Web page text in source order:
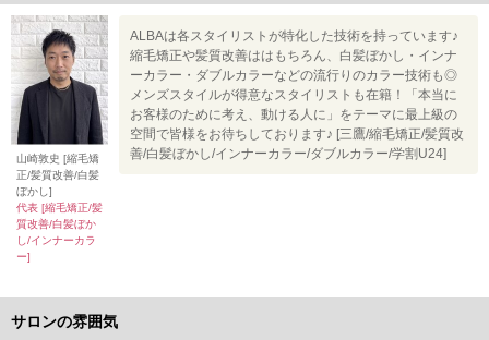
山崎敦史 [縮毛矯
正/髪質改善/白髪
ぼかし]
代表 [縮毛矯正/髪
質改善/白髪ぼか
し/インナーカラ
ー]
ALBAは各スタイリストが特化した技術を持っています♪
縮毛矯正や髪質改善ははもちろん、白髪ぼかし・インナ
ーカラー・ダブルカラーなどの流行りのカラー技術も◎
メンズスタイルが得意なスタイリストも在籍！「本当に
お客様のために考え、動ける人に」をテーマに最上級の
空間で皆様をお待ちしております♪ [三鷹/縮毛矯正/髪質改
善/白髪ぼかし/インナーカラー/ダブルカラー/学割U24]
サロンの雰囲気